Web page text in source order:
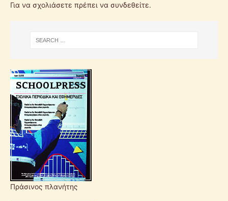
Για να σχολιάσετε πρέπει να συνδεθείτε.
Πράσινος πλανήτης